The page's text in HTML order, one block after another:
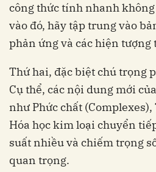
công thức tính nhanh
vào đó, hãy tập trung vào
phản ứng và các hiện tượng
Thứ hai, đặc biệt chú trọng
Cụ thể, các nội dung mới
như Phức chất
Hóa học kim loại chuyển
suất nhiều và chiếm trọng
quan trọng.